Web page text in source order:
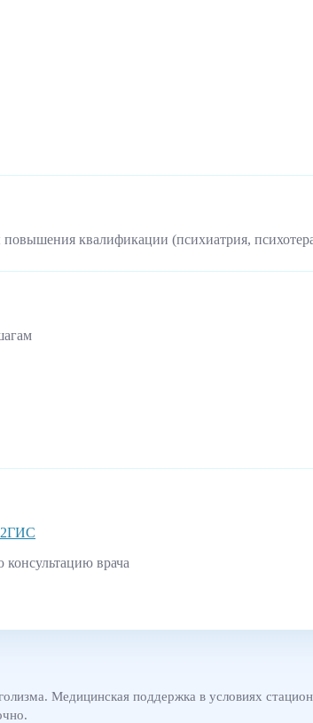
квалификации (психиатрия,
2ГИС
врача
Медицинская поддержка в условиях